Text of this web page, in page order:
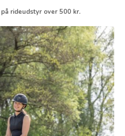
rideudstyr over 500 kr.